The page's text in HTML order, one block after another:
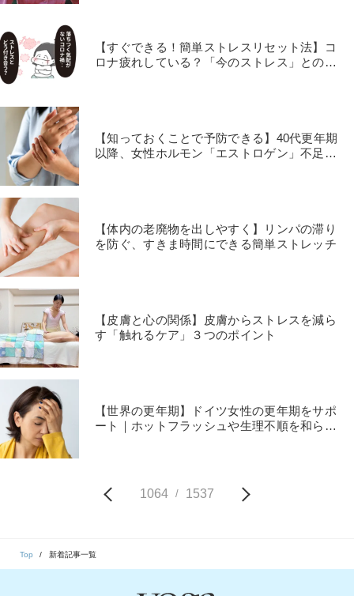
【すぐできる！簡単ストレスリセット法】コ
ロナ疲れしている？「今のストレス」との上
【知っておくことで予防できる】40代更年期
以降、女性ホルモン「エストロゲン」不足が
【体内の老廃物を出しやすく】リンパの滞り
を防ぐ、すきま時間にできる簡単ストレッチ
【皮膚と心の関係】皮膚からストレスを減ら
す「触れるケア」３つのポイント
【世界の更年期】ドイツ女性の更年期をサポ
ート｜ホットフラッシュや生理不順を和らげ
1064 / 1537
Top 新着記事一覧